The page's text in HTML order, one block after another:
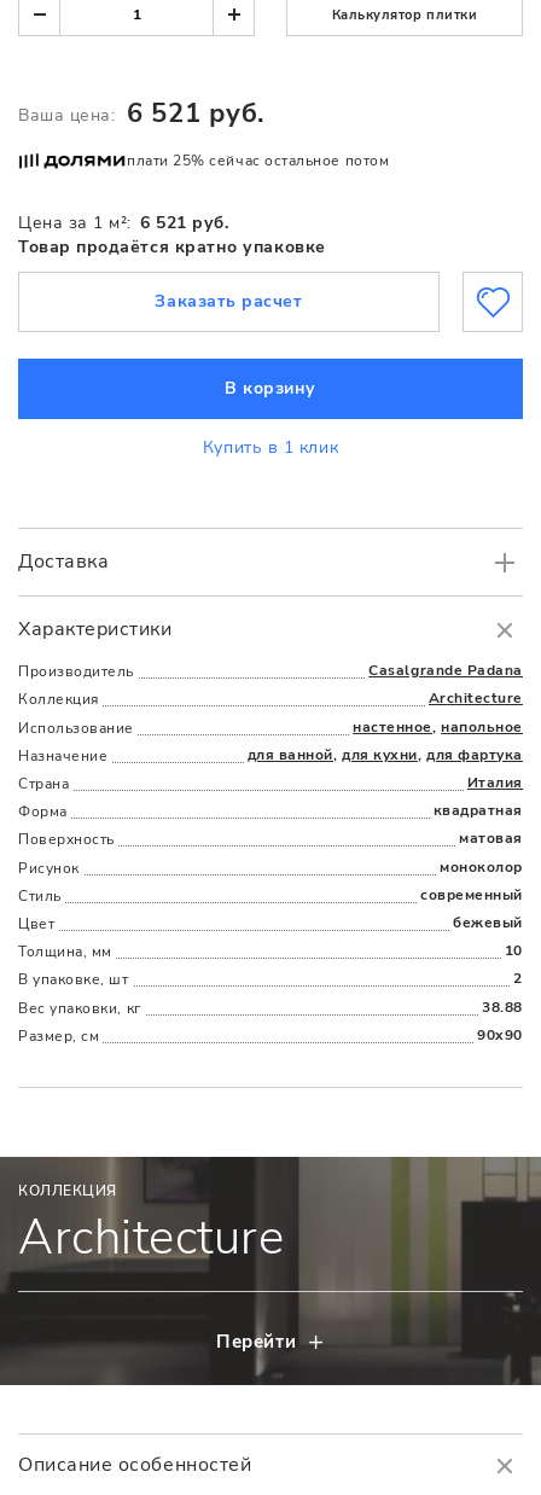
Характеристики
Производитель
Casalgrande Padana
Коллекция
Architecture
Использование
настенное,напольное
Назначение
для ванной,для кухни,для фартука
Страна
Италия
Форма
квадратная
Поверхность
матовая
Рисунок
моноколор
Стиль
современный
Цвет
бежевый
Толщина, мм
10
В упаковке, шт
2
Вес упаковки, кг
38.88
Размер, см
90x90
Доставка
Доставка
НаличымиКартойПо счетуДолями
Цена за 1 м²: 6 521 руб.
Товар продаётся кратно упаковке
Калькулятор плитки
Ваша цена: 6 521 руб.
плати 25% сейчас остальное потом
В корзину
Купить в 1 клик
Заказать расчет
КОЛЛЕКЦИЯ
Architecture
Перейти
Описание особенностей